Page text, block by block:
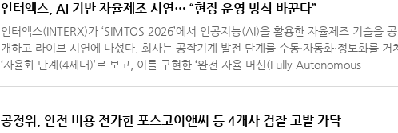
인터엑스, AI 기반 자율제조 시연… “현장 운영 방식 바꾼다”
인터엑스(INTERX)가 ‘SIMTOS 2026’에서 인공지능(AI)을 활용한 자율제조 기술을 공
개하고 라이브 시연에 나섰다. 회사는 공작기계 발전 단계를 수동·자동화·정보화를 거쳐
‘자율화 단계(4세대)’로 보고, 이를 구현한 ‘완전 자율 머신(Fully Autonomous
공정위, 안전 비용 전가한 포스코이앤씨 등 4개사 검찰 고발 가닥